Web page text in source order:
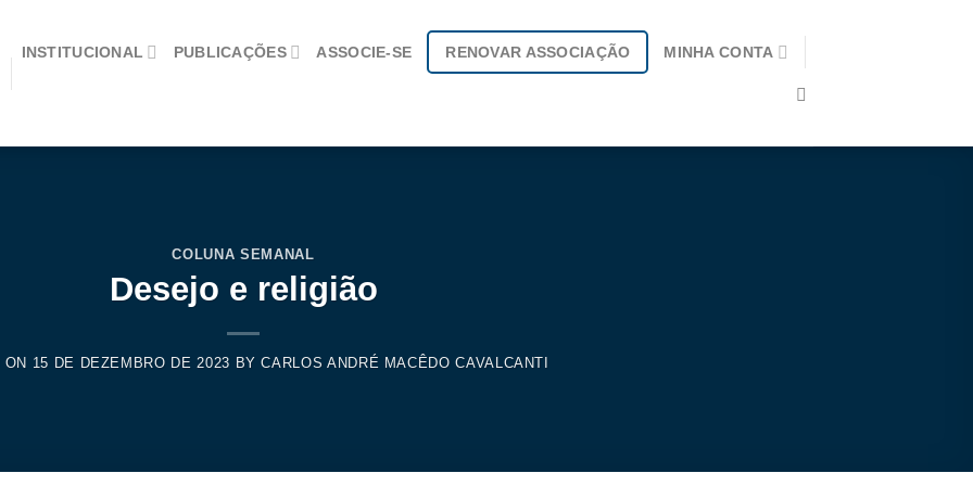
INSTITUCIONAL PUBLICAÇÕES ASSOCIE-SE RENOVAR ASSOCIAÇÃO MINHA CONTA
COLUNA SEMANAL
Desejo e religião
ON 15 DE DEZEMBRO DE 2023 BYCARLOS ANDRÉ MACÊDO CAVALCANTI